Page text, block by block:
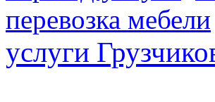
перевозка мебели
услуги